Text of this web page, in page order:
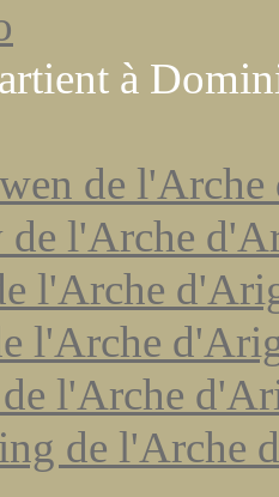
à
de
de l'Arche
l'Arche
l'Arche
l'Arche
de l'Arche